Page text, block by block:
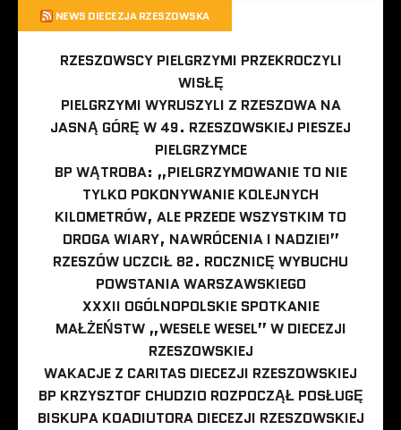
NEWS DIECEZJA RZESZOWSKA
RZESZOWSCY PIELGRZYMI PRZEKROCZYLI
WISŁĘ
PIELGRZYMI WYRUSZYLI Z RZESZOWA NA
JASNĄ GÓRĘ W 49. RZESZOWSKIEJ PIESZEJ
PIELGRZYMCE
BP WĄTROBA: „PIELGRZYMOWANIE TO NIE
TYLKO POKONYWANIE KOLEJNYCH
KILOMETRÓW, ALE PRZEDE WSZYSTKIM TO
DROGA WIARY, NAWRÓCENIA I NADZIEI”
RZESZÓW UCZCIŁ 82. ROCZNICĘ WYBUCHU
POWSTANIA WARSZAWSKIEGO
XXXII OGÓLNOPOLSKIE SPOTKANIE
MAŁŻEŃSTW „WESELE WESEL” W DIECEZJI
RZESZOWSKIEJ
WAKACJE Z CARITAS DIECEZJI RZESZOWSKIEJ
BP KRZYSZTOF CHUDZIO ROZPOCZĄŁ POSŁUGĘ
BISKUPA KOADIUTORA DIECEZJI RZESZOWSKIEJ